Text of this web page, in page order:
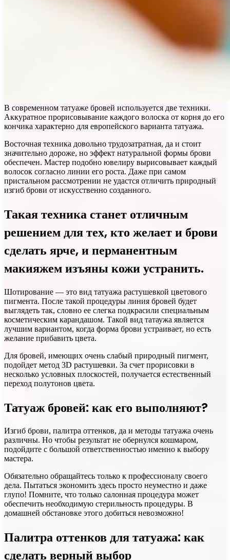
В современном татуаже бровей используется две техники.
Аккуратное прорисовывание каждого волоска от корня до его
кончика характерно для европейского варианта татуажа.
Восточная техника довольно трудозатратная, да и стоит
значительно дороже, но эффект натуральной формы брови
обеспечен. Мастер подобно ювелиру вырисовывает каждый
волосок согласно линии его роста. Даже при самом
пристальном рассмотрении не удастся отличить природный
изгиб брови от искусственно созданного.
Такая техника станет отличным
решением для тех, кто желает и брови
сделать ярче, и перманентным
макияжем изъяны кожи устранить.
Шотирование — это вид татуажа растушевкой цветового
пигмента. После такой процедуры линия бровей будет
выглядеть так, словно ее слегка подкрасили специальным
косметическим карандашом. Такой вид татаужа является
лучшим вариантом, когда форма брови устраивает, но есть
желание прибавить цвета.
Для бровей, имеющих очень слабый природный пигмент,
подойдет метод 3D растушевки. За счет прорисовки в
несколько условных плоскостей, получается естественный
переход полутонов цвета.
Татуаж бровей: как его выполняют?
Изгиб брови, палитра оттенков, да и методы татуажа очень
различны. Но чтобы результат не обернулся кошмаром,
подойдите с большой ответственностью именно к выбору
мастера.
Обязательно обращайтесь только к профессионалу своего
дела. Пытаться экономить здесь просто неуместно и даже
глупо! Помните, что только салонная процедура может
обеспечить необходимую стерильность процедуры. В
домашней обстановке этого добиться невозможно!
Палитра оттенков для татуажа: как
сделать верный выбор